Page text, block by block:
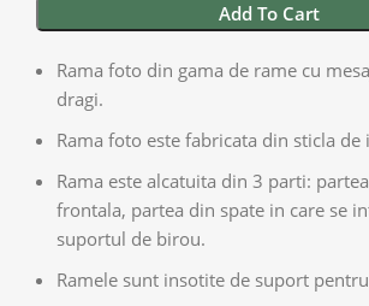
Add To Cart
Rama foto din gama de rame cu
dragi.
Rama foto este fabricata din sticla de
Rama este alcatuita din 3 parti:
frontala, partea din spate in care se
suportul de birou.
Ramele sunt insotite de suport